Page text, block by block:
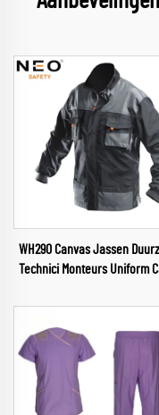
WH290 Canvas Jassen
Technici Monteurs Uniform
voor Hardware